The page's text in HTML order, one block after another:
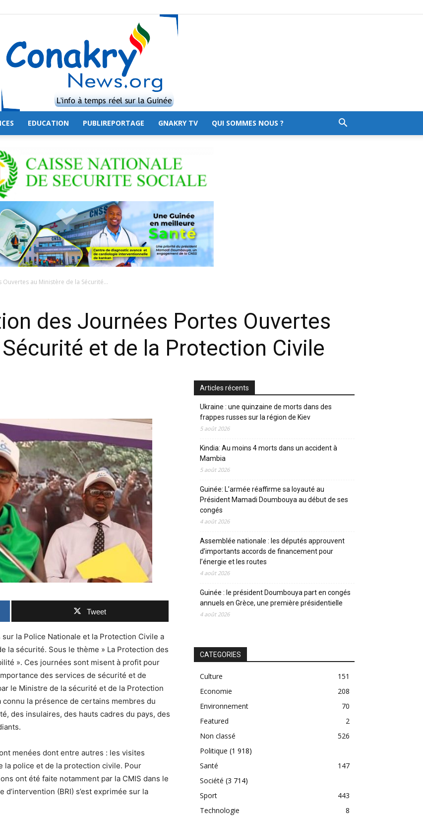
EDUCATION PUBLIREPORTAGE GNAKRY TV QUI SOMMES NOUS ?
au Ministère de la Sécurité...
des Journées Portes Ouvertes
et de la Protection Civile
Tweet
la Police Nationale et la Protection Civile a
la sécurité. Sous le thème » La Protection des
». Ces journées sont misent à profit pour
des services de sécurité et de
le Ministre de la sécurité et de la Protection
la présence de certains membres du
des insulaires, des hauts cadres du pays, des
menées dont entre autres : les visites
la police et de la protection civile. Pour
ont été faite notamment par la CMIS dans le
(BRI) s’est exprimée sur la
Articles récents
Ukraine : une quinzaine de morts dans des
frappes russes sur la région de Kiev
5 août 2026
Kindia: Au moins 4 morts dans un accident à
Mambia
5 août 2026
Guinée: L’armée réaffirme sa loyauté au
Président Mamadi Doumbouya au début de ses
congés
4 août 2026
Assemblée nationale : les députés approuvent
d’importants accords de financement pour
l’énergie et les routes
4 août 2026
Guinée : le président Doumbouya part en congés
annuels en Grèce, une première présidentielle
4 août 2026
CATEGORIES
Culture
151
Economie
208
Environnement
70
Featured
2
Non classé
526
Politique (1 918)
Santé
147
Société (3 714)
Sport
443
Technologie
8